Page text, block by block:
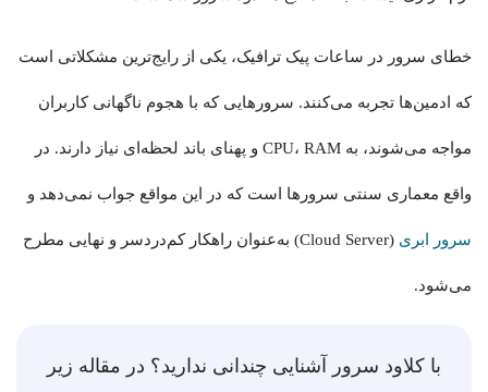
خطای سرور در ساعات پیک ترافیک، یکی از رایج‌ترین مشکلاتی است
که ادمین‌ها تجربه می‌کنند. سرورهایی که با هجوم ناگهانی کاربران
مواجه می‌شوند، به CPU، RAM و پهنای باند لحظه‌ای نیاز دارند. در
واقع معماری سنتی سرورها است که در این مواقع جواب نمی‌دهد و
سرور ابری (Cloud Server) به‌عنوان راهکار کم‌دردسر و نهایی مطرح
می‌شود.
با کلاود سرور آشنایی چندانی ندارید؟ در مقاله زیر